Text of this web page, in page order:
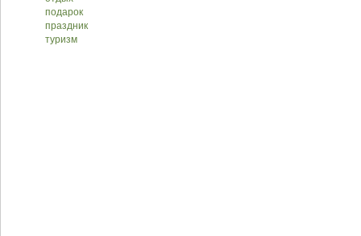
подарок
праздник
туризм